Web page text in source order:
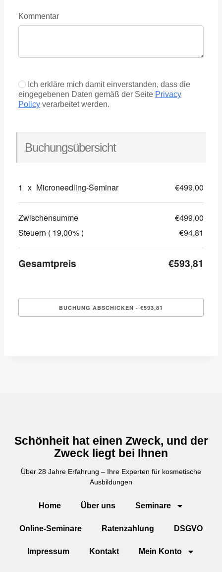
Kommentar
Ich erkläre mich damit einverstanden, dass die
eingegebenen Daten gemäß der Seite Privacy
Policy verarbeitet werden.
Buchungsübersicht
1 x Microneedling-Seminar €499,00
Zwischensumme
€499,00
Steuern ( 19,00% )
€94,81
Gesamtpreis €593,81
Schönheit hat einen Zweck, und der
Zweck liegt bei Ihnen
Über 28 Jahre Erfahrung – Ihre Experten für kosmetische
Ausbildungen
Home Über uns Seminare
Online-Seminare Ratenzahlung DSGVO
Impressum Kontakt Mein Konto